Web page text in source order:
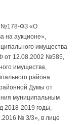
№178-ФЗ «О
на аукционе»,
имущества
от 12.08.2002 №585,
имущества,
района
Думы от
муниципальным
2018-2019 годы,
№ 3/3», в лице